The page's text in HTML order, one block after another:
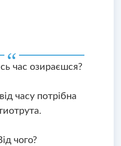
час озираєшся?
часу потрібна
чого?